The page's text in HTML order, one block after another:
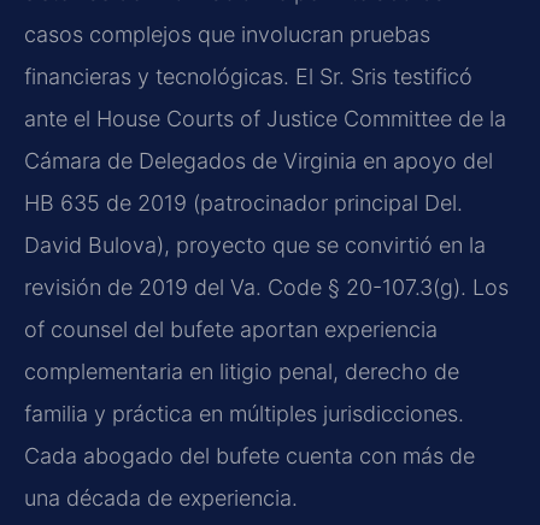
casos complejos que involucran pruebas
financieras y tecnológicas. El Sr. Sris testificó
ante el House Courts of Justice Committee de la
Cámara de Delegados de Virginia en apoyo del
HB 635 de 2019 (patrocinador principal Del.
David Bulova), proyecto que se convirtió en la
revisión de 2019 del Va. Code § 20-107.3(g). Los
of counsel del bufete aportan experiencia
complementaria en litigio penal, derecho de
familia y práctica en múltiples jurisdicciones.
Cada abogado del bufete cuenta con más de
una década de experiencia.